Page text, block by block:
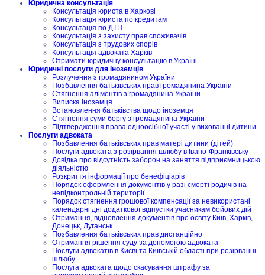
Юридична консультація
Консультація юриста в Харкові
Консультація юриста по кредитам
Консультація по ДТП
Консультація з захисту прав споживачів
Консультація з трудових спорів
Консультація адвоката Харків
Отримати юридичну консультацію в Україні
Юридичні послуги для іноземців
Розлучення з громадянином України
Позбавлення батьківських прав громадянина України
Стягнення аліментів з громадянина України
Виписка іноземця
Встановлення батьківства щодо іноземця
Стягнення суми боргу з громадянина України
Підтвердження права одноосібної участі у вихованні дитини
Послуги адвоката
Позбавлення батьківських прав матері дитини (дітей)
Послуги адвоката з розірвання шлюбу в Івано-Франківську
Довідка про відсутність заборон на заняття підприємницькою
діяльністю
Розкриття інформації про бенефіціарів
Порядок оформлення документів у разі смерті родичів на
непідконтрольній території
Порядок стягнення грошової компенсації за невикористані
календарні дні додаткової відпустки учасникам бойових дій
Отримання, відновлення документів про освіту Київ, Харків,
Донецьк, Луганськ
Позбавлення батьківських прав дистанційно
Отримання рішення суду за допомогою адвоката
Послуги адвокатів в Києві та Київській області при розірванні
шлюбу
Послуга адвоката щодо скасування штрафу за